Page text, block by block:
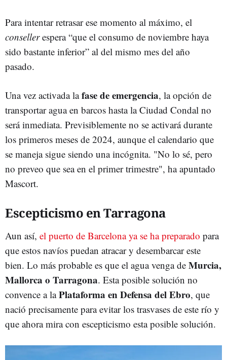
Para intentar retrasar ese momento al máximo, el
consellerespera “que el consumo de noviembre haya
sido bastante inferior” al del mismo mes del año
pasado.
Una vez activada lafase de emergencia, la opción de
transportar agua en barcos hasta la Ciudad Condal no
será inmediata. Previsiblemente no se activará durante
los primeros meses de 2024, aunque el calendario que
se maneja sigue siendo una incógnita. "No lo sé, pero
no preveo que sea en el primer trimestre", ha apuntado
Mascort.
Escepticismo en Tarragona
Aun así, el puerto de Barcelona ya se ha preparado para
que estos navíos puedan atracar y desembarcar este
bien. Lo más probable es que el agua venga de Murcia,
Mallorca o Tarragona. Esta posible solución no
convence a laPlataforma enDefensa del Ebro, que
nació precisamente para evitar los trasvases de este río y
que ahora mira con escepticismo esta posible solución.